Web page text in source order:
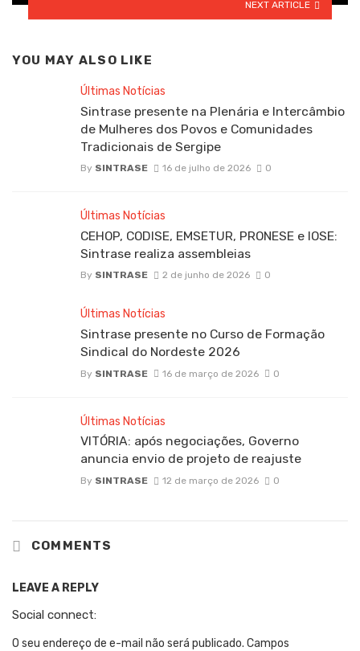
NEXT ARTICLE
YOU MAY ALSO LIKE
Últimas Notícias
Sintrase presente na Plenária e Intercâmbio
de Mulheres dos Povos e Comunidades
Tradicionais de Sergipe
By SINTRASE 16 de julho de 2026 0
Últimas Notícias
CEHOP, CODISE, EMSETUR, PRONESE e IOSE:
Sintrase realiza assembleias
By SINTRASE 2 de junho de 2026 0
Últimas Notícias
Sintrase presente no Curso de Formação
Sindical do Nordeste 2026
By SINTRASE 16 de março de 2026 0
Últimas Notícias
VITÓRIA: após negociações, Governo
anuncia envio de projeto de reajuste
By SINTRASE 12 de março de 2026 0
COMMENTS
LEAVE A REPLY
Social connect:
O seu endereço de e-mail não será publicado. Campos